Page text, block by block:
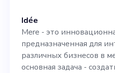
Idée
Mere - это
предназначенная для
различных бизнесов в
основная задача -